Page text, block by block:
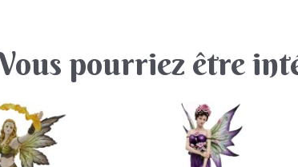
pourriez être